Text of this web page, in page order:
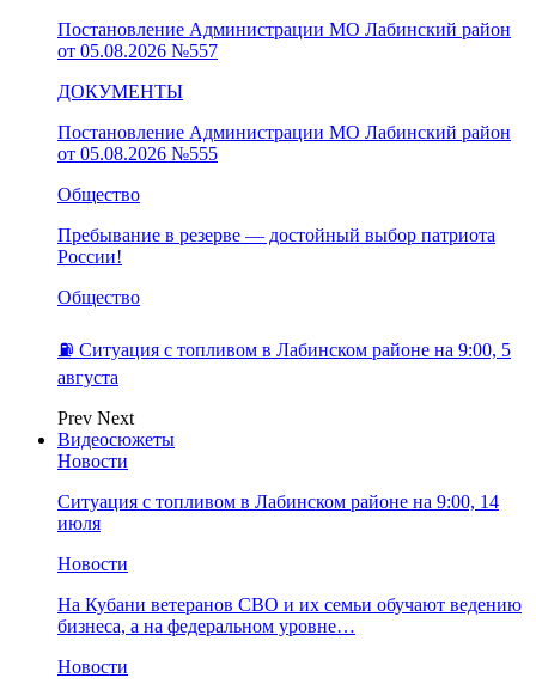
Постановление Администрации МО Лабинский район
от 05.08.2026 №557
ДОКУМЕНТЫ
Постановление Администрации МО Лабинский район
от 05.08.2026 №555
Общество
Пребывание в резерве — достойный выбор патриота
России!
Общество
⛽️ Ситуация с топливом в Лабинском районе на 9:00, 5
августа
Prev Next
Видеосюжеты
Новости
Ситуация с топливом в Лабинском районе на 9:00, 14
июля
Новости
На Кубани ветеранов СВО и их семьи обучают ведению
бизнеса, а на федеральном уровне…
Новости